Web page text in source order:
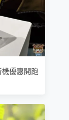
優惠開跑